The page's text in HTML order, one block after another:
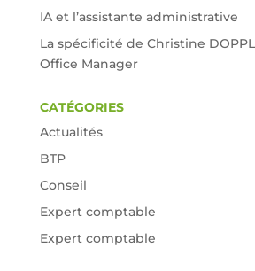
IA et l’assistante administrative
La spécificité de Christine
Office Manager
CATÉGORIES
Actualités
BTP
Conseil
Expert comptable
Expert comptable